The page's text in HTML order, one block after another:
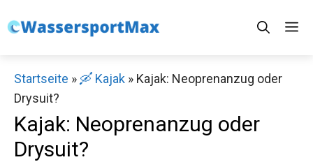
Inhalt
Startseite » 🛶 Kajak » Kajak: Neoprenanzug oder
Drysuit?
Kajak: Neoprenanzug oder
Drysuit?